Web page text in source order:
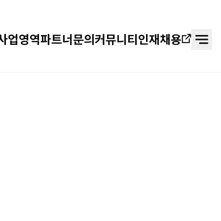
업영역파트너문의 커뮤니티 인재채용